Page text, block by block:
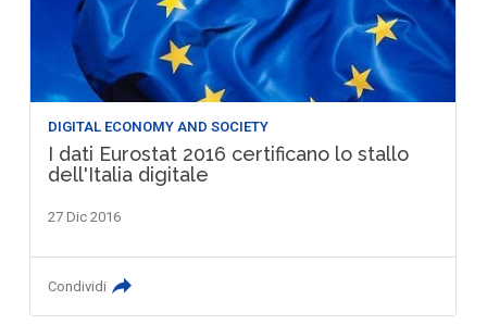
DIGITAL ECONOMY AND SOCIETY
I dati Eurostat 2016 certificano lo stallo
dell'Italia digitale
27 Dic 2016
Condividi